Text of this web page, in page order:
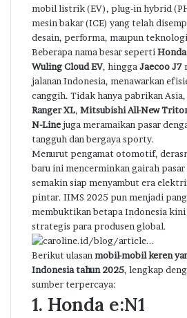
mobil listrik (EV), plug-in hybrid
mesin bakar (ICE) yang telah
desain, performa, maupun
Beberapa nama besar seperti Honda
Wuling Cloud EV, hingga Jaecoo J7
jalanan Indonesia, menawarkan
canggih. Tidak hanya pabrikan
Ranger XL, Mitsubishi All-New
N-Linejuga meramaikan pasar
tangguh dan bergaya sporty.
Menurut pengamat otomotif,
baru ini mencerminkan gairah pasar
semakin siap menyambut era
pintar. IIMS 2025 pun menjadi
membuktikan betapa Indonesia
strategis para produsen global.
Berikut ulasan mobil-mobil keren
Indonesia tahun 2025, lengkap
sumber terpercaya:
1. Honda e:N1